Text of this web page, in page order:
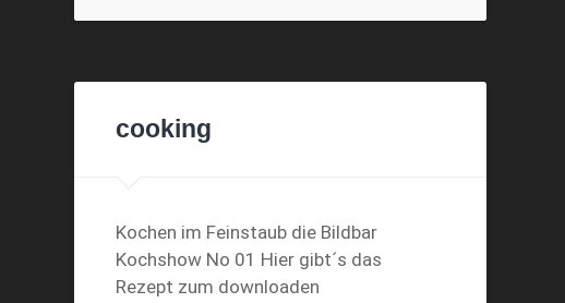
cooking
Kochen im Feinstaub die Bildbar
Kochshow No 01 Hier gibt´s das
Rezept zum downloaden